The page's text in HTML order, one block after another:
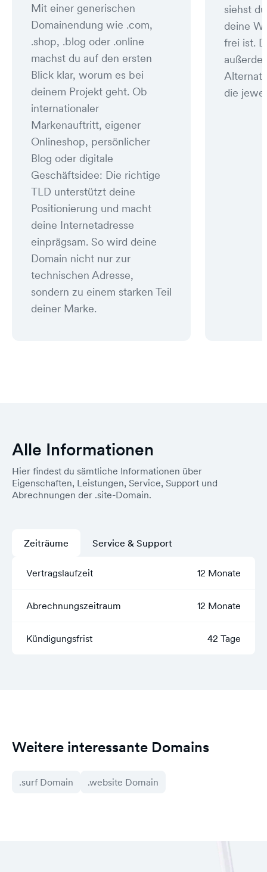
Mit einer generischen
Domainendung wie .com,
.shop, .blog oder .online
machst du auf den ersten
Blick klar, worum es bei
deinem Projekt geht. Ob
internationaler
Markenauftritt, eigener
Onlineshop, persönlicher
Blog oder digitale
Geschäftsidee: Die richtige
TLD unterstützt deine
Positionierung und macht
deine Internetadresse
einprägsam. So wird deine
Domain nicht nur zur
technischen Adresse,
sondern zu einem starken Teil
deiner Marke.
siehst
deine
frei ist.
die
Alle Informationen
Hier findest du sämtliche Informationen über
Eigenschaften, Leistungen, Service, Support und
Abrechnungen der .site-Domain.
Zeiträume
Vertragslaufzeit 12 Monate
Abrechnungszeitraum 12 Monate
Kündigungsfrist 42 Tage
Service & Support
Weitere interessante Domains
.surf Domain .website Domain